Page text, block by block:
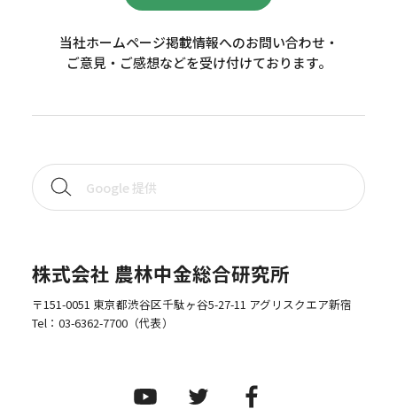
当社ホームページ掲載情報へのお問い合わせ・
ご意見・ご感想などを受け付けております。
株式会社 農林中金総合研究所
〒151-0051 東京都渋谷区千駄ヶ谷5-27-11 アグリスクエア新宿
Tel： 03-6362-7700（代表）